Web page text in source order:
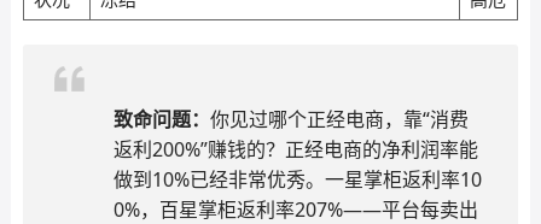
致命问题： 你见过哪个正经电商，靠“消费
返利200%”赚钱的？正经电商的净利润率能
做到10%已经非常优秀。一星掌柜返利率10
0%，百星掌柜返利率207%——平台每卖出